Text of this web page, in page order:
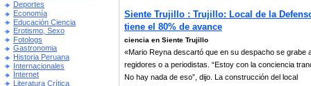
Deportes
Economía
Educación Ciencia
Erotismo, Sexo
Fotologs
Gastronomia
Historia Peruana
Internacionales
Internet
Literatura Crítica
Siente Trujillo : Trujillo: Local de la
tiene el 80% de avance
ciencia en Siente Trujillo
«Mario Reyna descartó que en su despacho se grabe
regidores o a periodistas. “Estoy con la conciencia
No hay nada de eso”, dijo. La construcción del local